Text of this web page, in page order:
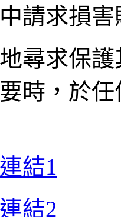
請求損
尋求保
時，於
結1
結2